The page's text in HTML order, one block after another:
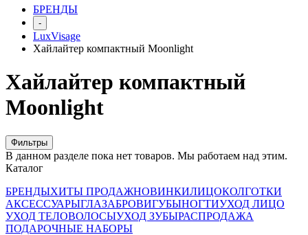
БРЕНДЫ
-
LuxVisage
Хайлайтер компактный Moonlight
Хайлайтер компактный
Moonlight
Фильтры
В данном разделе пока нет товаров. Мы работаем над этим.
Каталог
БРЕНДЫХИТЫ ПРОДАЖНОВИНКИЛИЦОКОЛГОТКИ
АКСЕССУАРЫГЛАЗАБРОВИГУБЫНОГТИУХОД ЛИЦО
УХОД ТЕЛОВОЛОСЫУХОД ЗУБЫРАСПРОДАЖА
ПОДАРОЧНЫЕ НАБОРЫ